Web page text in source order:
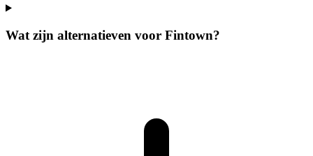
Wat zijn alternatieven voor Fintown?